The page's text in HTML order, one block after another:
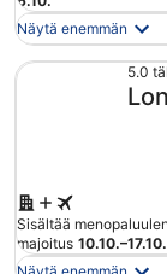
Näytä enemmän
5.0
Sisältää
majoitus 10.10.–17.10.